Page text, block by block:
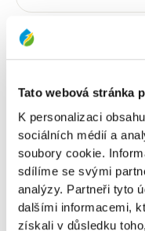
Tato webová stránka
K personalizaci
sociálních médií a
soubory cookie.
sdílíme se svými
analýzy. Partneři tyto
dalšími informacemi,
získali v důsledku